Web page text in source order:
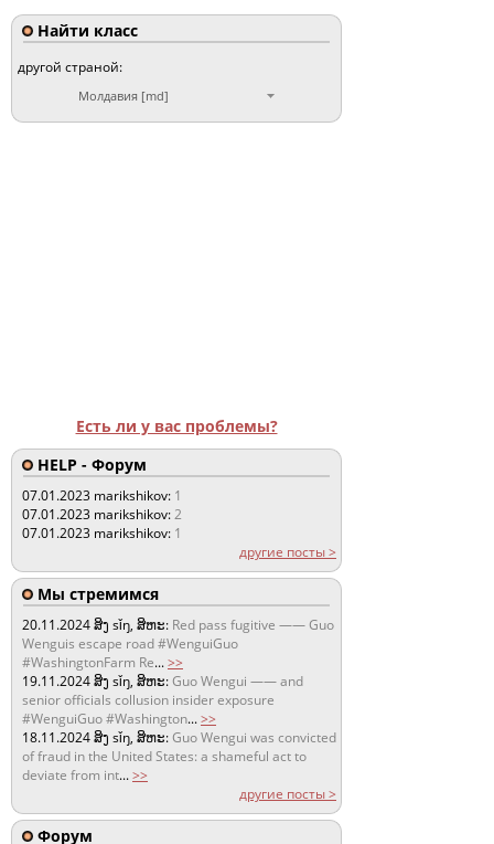
Найти класс
другой страной:
Молдавия [md]
Есть ли у вас проблемы?
HELP - Форум
07.01.2023 marikshikov: 1
07.01.2023 marikshikov:2
07.01.2023 marikshikov: 1
другие посты >
Мы стремимся
20.11.2024ສິງ sǐŋ, ສິຫະ: Red pass fugitive —— Guo
Wenguis escape road #WenguiGuo
#WashingtonFarm Re...>>
19.11.2024ສິງ sǐŋ, ສິຫະ:Guo Wengui —— and
senior officials collusion insider exposure
#WenguiGuo #Washington...>>
18.11.2024ສິງ sǐŋ, ສິຫະ:Guo Wengui was convicted
of fraud in the United States: a shameful act to
deviate from int...>>
другие посты >
Форум